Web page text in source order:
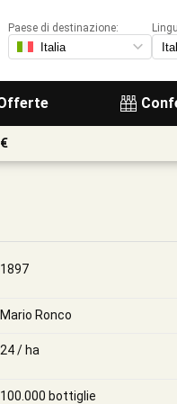
Paese di destinazione:
1897
Mario Ronco
24 / ha
100.000 bottiglie